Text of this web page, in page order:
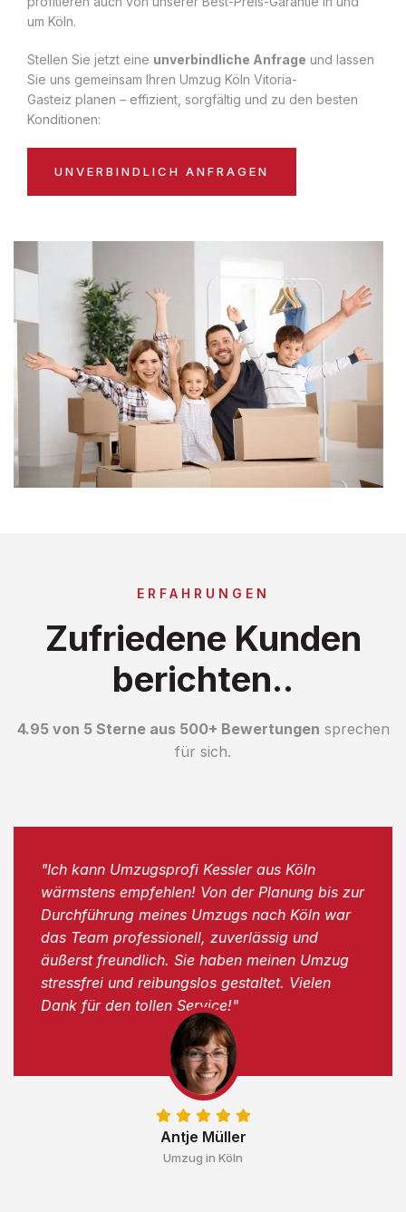
um Köln.
Stellen Sie jetzt eine unverbindliche Anfrage und lassen
Sie uns gemeinsam Ihren Umzug Köln Vitoria-
Gasteiz planen – effizient, sorgfältig und zu den besten
Konditionen:
UNVERBINDLICH ANFRAGEN
ERFAHRUNGEN
Zufriedene Kunden
berichten..
4.95 von 5 Sterne aus 500+ Bewertungen sprechen
für sich.
Antje Müller
Umzug in Köln
"Ich kann Umzugsprofi Kessler aus Köln
wärmstens empfehlen! Von der Planung bis zur
Durchführung meines Umzugs nach Köln war
das Team professionell, zuverlässig und
äußerst freundlich. Sie haben meinen Umzug
stressfrei und reibungslos gestaltet. Vielen
Dank für den tollen Service!"